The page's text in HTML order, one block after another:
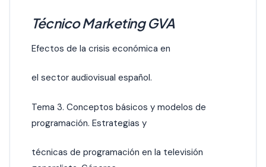
Técnico Marketing GVA
Efectos de la crisis económica en
el sector audiovisual español.
Tema 3. Conceptos básicos y modelos de
programación. Estrategias y
técnicas de programación en la televisión